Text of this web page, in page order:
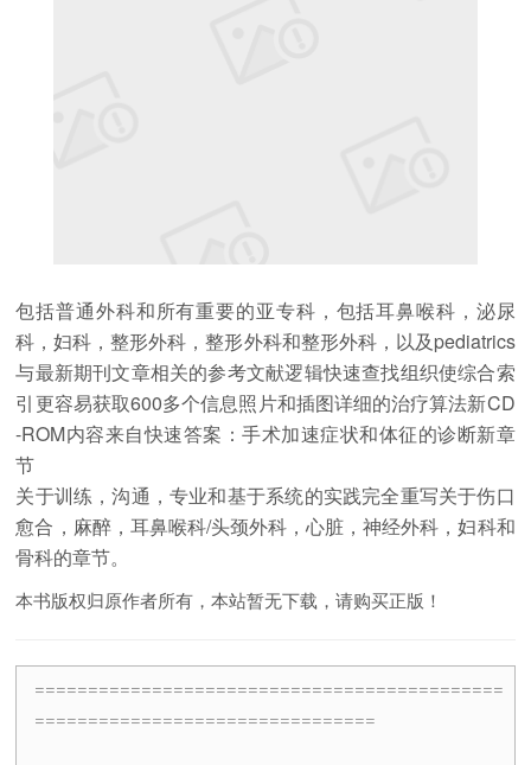
包括普通外科和所有重要的亚专科，包括耳鼻喉科，泌尿
科，妇科，整形外科，整形外科和整形外科，以及pediatrics
与最新期刊文章相关的参考文献逻辑快速查找组织使综合索
引更容易获取600多个信息照片和插图详细的治疗算法新CD
-ROM内容来自快速答案：手术加速症状和体征的诊断新章
节
关于训练，沟通，专业和基于系统的实践完全重写关于伤口
愈合，麻醉，耳鼻喉科/头颈外科，心脏，神经外科，妇科和
骨科的章节。
本书版权归原作者所有，本站暂无下载，请购买正版！
============================================
================================